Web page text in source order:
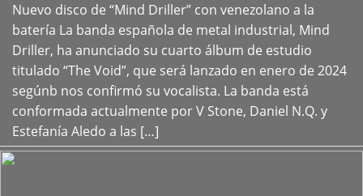
Nuevo disco de “Mind Driller” con venezolano a la
batería La banda española de metal industrial, Mind
Driller, ha anunciado su cuarto álbum de estudio
titulado “The Void”, que será lanzado en enero de 2024
segúnb nos confirmó su vocalista. La banda está
conformada actualmente por V Stone, Daniel N.Q. y
Estefanía Aledo a las […]
+